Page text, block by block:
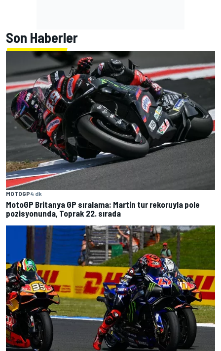
Son Haberler
MOTOGP4 dk
MotoGP Britanya GP sıralama: Martin tur rekoruyla pole
pozisyonunda, Toprak 22. sırada